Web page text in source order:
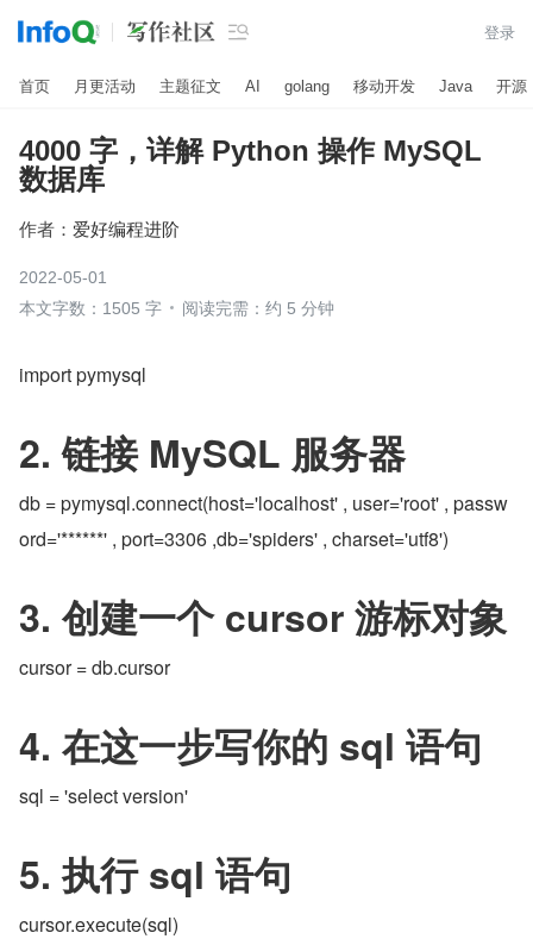
 登录
首页 月更活动 主题征文 AI golang 移动开发 Java 开源
4000 字，详解 Python 操作 MySQL
数据库
作者： 爱好编程进阶
2022-05-01
本文字数：1505 字
阅读完需：约 5 分钟
import pymysql
2. 链接 MySQL 服务器
db = pymysql.connect(host='localhost' , user='root' , passw
ord='******' , port=3306 ,db='spiders' , charset='utf8')
3. 创建一个 cursor 游标对象
cursor = db.cursor
4. 在这一步写你的 sql 语句
sql = 'select version'
5. 执行 sql 语句
cursor.execute(sql)